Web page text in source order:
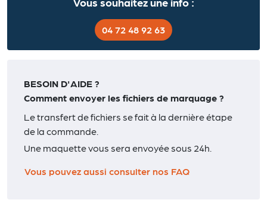
04 72 48 92 63
BESOIN D'AIDE ?
Comment envoyer les fichiers de marquage ?
Le transfert de fichiers se fait à la dernière étape
de la commande.
Une maquette vous sera envoyée sous 24h.
Vous pouvez aussi consulter nos FAQ